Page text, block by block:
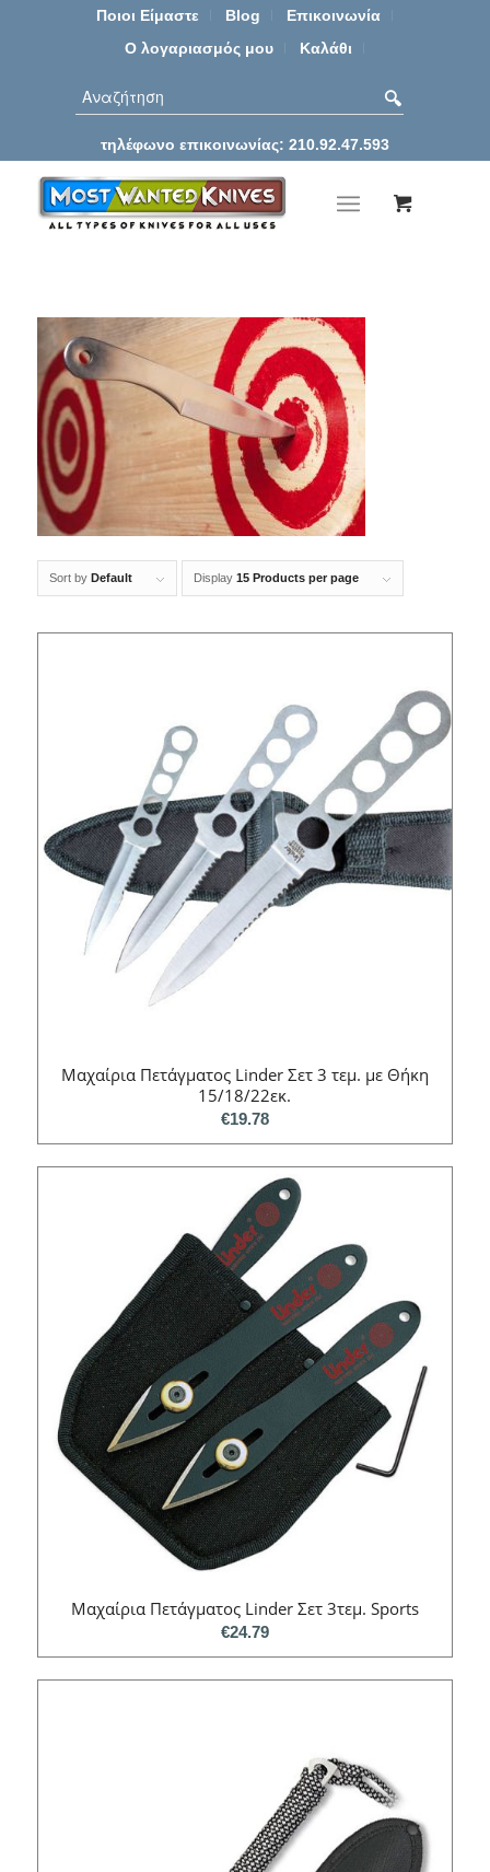
Ποιοι Είμαστε Blog
Επικοινωνία
Ο λογαριασμός μου
Καλάθι
τηλέφωνο επικοινωνίας: 210.92.47.593
Sort by Default Display 15 Products per page
Mαχαίρια Πετάγματος Linder Σετ 3 τεμ. με Θήκη
15/18/22εκ.
€19.78
Mαχαίρια Πετάγματος Linder Σετ 3τεμ. Sports
€24.79